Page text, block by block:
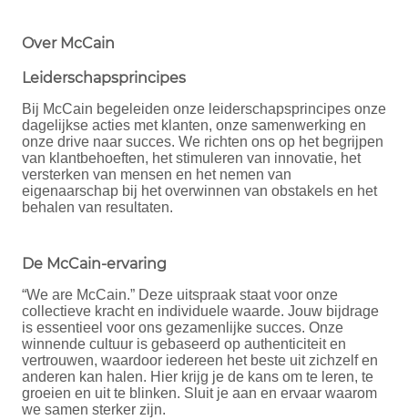
Over McCain
Leiderschapsprincipes
Bij McCain begeleiden onze leiderschapsprincipes onze
dagelijkse acties met klanten, onze samenwerking en
onze drive naar succes. We richten ons op het begrijpen
van klantbehoeften, het stimuleren van innovatie, het
versterken van mensen en het nemen van
eigenaarschap bij het overwinnen van obstakels en het
behalen van resultaten.
De McCain-ervaring
“We are McCain.” Deze uitspraak staat voor onze
collectieve kracht en individuele waarde. Jouw bijdrage
is essentieel voor ons gezamenlijke succes. Onze
winnende cultuur is gebaseerd op authenticiteit en
vertrouwen, waardoor iedereen het beste uit zichzelf en
anderen kan halen. Hier krijg je de kans om te leren, te
groeien en uit te blinken. Sluit je aan en ervaar waarom
we samen sterker zijn.